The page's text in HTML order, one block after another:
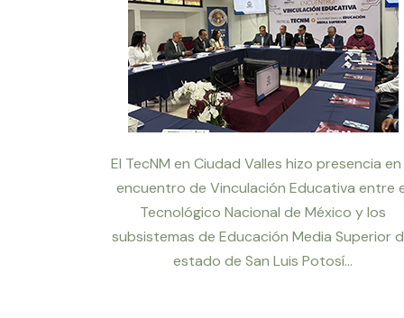
El TecNM en Ciudad Valles hizo presencia en
encuentro de Vinculación Educativa entre
Tecnológico Nacional de México y los
subsistemas de Educación Media Superior
estado de San Luis Potosí...